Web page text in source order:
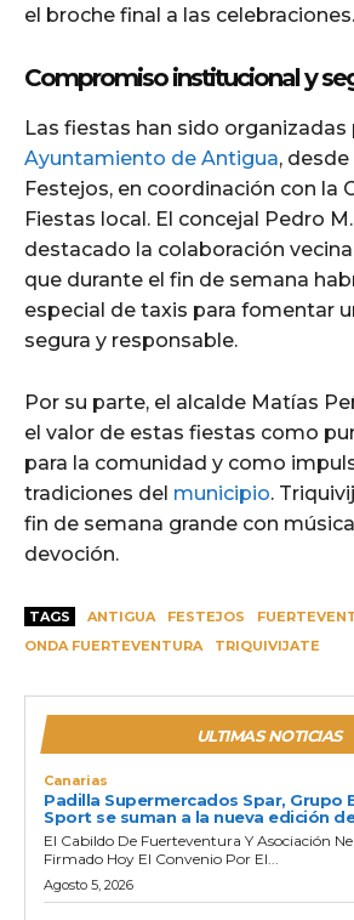
el broche final a las celebraciones.
Compromiso institucional y
Las fiestas han sido organizadas
Ayuntamiento de Antigua,
Festejos, en coordinación con la
Fiestas local. El concejal Pedro
destacado la colaboración
que durante el fin de semana
especial de taxis para fomentar
segura y responsable.
Por su parte, el alcalde Matías
el valor de estas fiestas como
para la comunidad y como
tradiciones del municipio.
fin de semana grande con
devoción.
TAGS ANTIGUA FESTEJOS
ONDA FUERTEVENTURA
TRIQUIVIJATE
ULTIMAS NOTICIAS
Canarias
Padilla Supermercados Spar, Grupo
Sport se suman a la nueva edición
El Cabildo De Fuerteventura Y Asociación
Firmado Hoy El Convenio Por El...
Agosto 5, 2026